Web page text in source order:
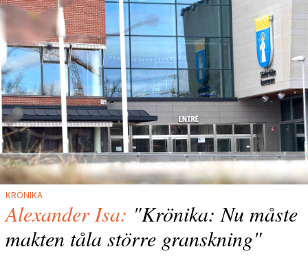
KRÖNIKA
Alexander Isa: "Krönika: Nu måste
makten tåla större granskning"